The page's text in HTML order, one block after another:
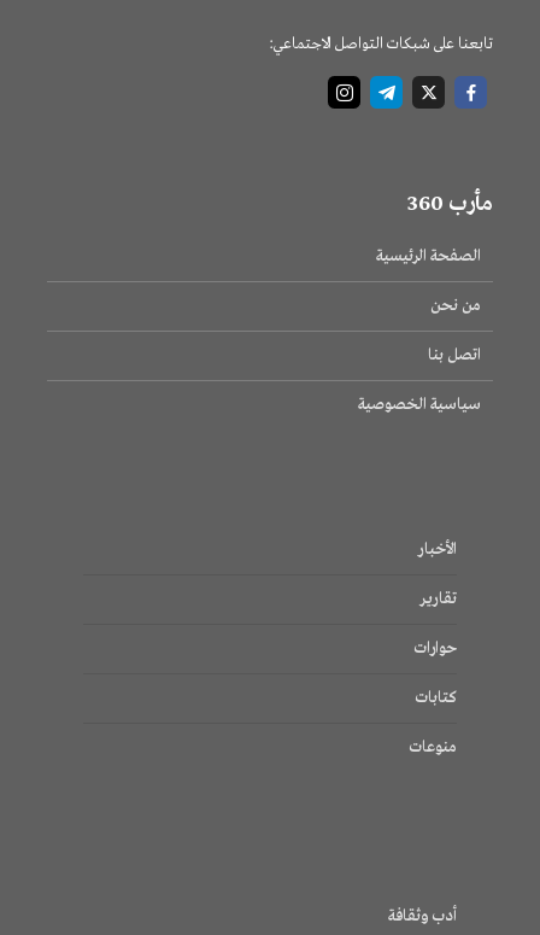
تابعنا على شبكات التواصل الاجتماعي:
مأرب 360
الصفحة الرئيسية
من نحن
اتصل بنا
سياسية الخصوصية
الأخبار
تقارير
حوارات
كتابات
منوعات
أدب وثقافة